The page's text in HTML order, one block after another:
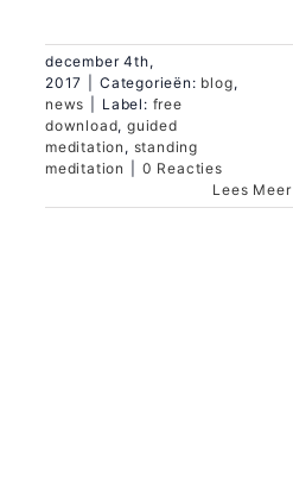
december 4th,
2017
Categorieën: blog,
news
Label: free
download,guided
meditation , standing
meditation
0 Reacties
Lees Meer